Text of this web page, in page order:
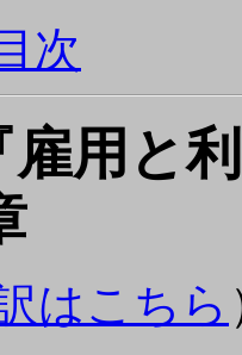
次
用と
はこちら